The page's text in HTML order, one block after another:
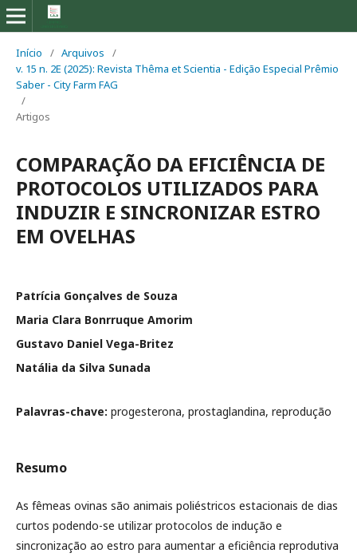
Início / Arquivos
/
v. 15 n. 2E (2025): Revista Thêma et Scientia - Edição Especial Prêmio
Saber - City Farm FAG
/
Artigos
COMPARAÇÃO DA EFICIÊNCIA DE
PROTOCOLOS UTILIZADOS PARA
INDUZIR E SINCRONIZAR ESTRO
EM OVELHAS
Patrícia Gonçalves de Souza
Maria Clara Bonrruque Amorim
Gustavo Daniel Vega-Britez
Natália da Silva Sunada
Palavras-chave: progesterona, prostaglandina, reprodução
Resumo
As fêmeas ovinas são animais poliéstricos estacionais de dias
curtos podendo-se utilizar protocolos de indução e
sincronização ao estro para aumentar a eficiência reprodutiva